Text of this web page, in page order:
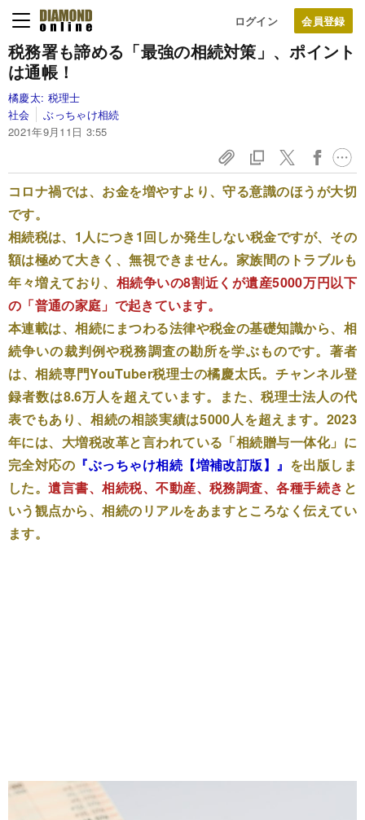
ログイン
税務署も諦める「最強の相続対策」、ポイント
は通帳！
橘慶太: 税理士
社会
ぶっちゃけ相続
2021年9月11日 3:55
コロナ禍では、お金を増やすより、守る意識のほうが大切
です。
相続税は、1人につき1回しか発生しない税金ですが、その
額は極めて大きく、無視できません。家族間のトラブルも
年々増えており、 相続争いの8割近くが遺産5000万円以下
の「普通の家庭」で起きています。
本連載は、相続にまつわる法律や税金の基礎知識から、相
続争いの裁判例や税務調査の勘所を学ぶものです。著者
は、相続専門YouTuber税理士の橘慶太氏。チャンネル登
録者数は8.6万人を超えています。また、税理士法人の代
表でもあり、相続の相談実績は5000人を超えます。2023
年には、大増税改革と言われている「相続贈与一体化」に
完全対応の 『ぶっちゃけ相続【増補改訂版】』 を出版しま
した。遺言書、相続税、不動産、税務調査、各種手続き と
いう観点から、相続のリアルをあますところなく伝えてい
ます。